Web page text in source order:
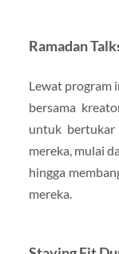
Ramadan
Lewat program
bersama
untuk
mereka, mulai
hingga
mereka.